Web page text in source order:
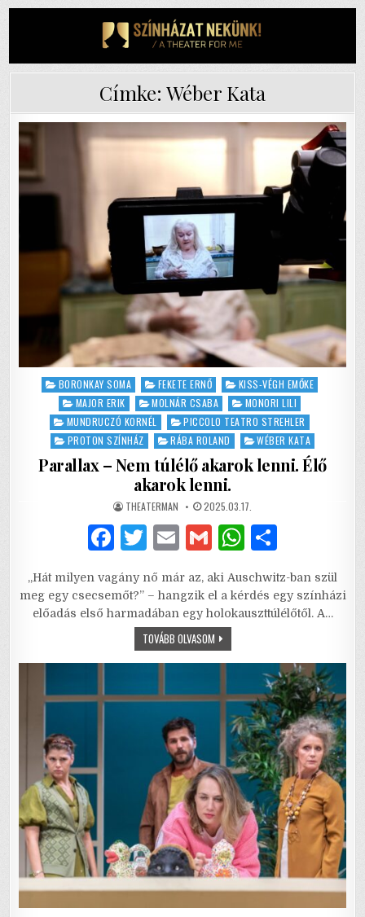
Címke: Wéber Kata
Posted
BORONKAY SOMA FEKETE ERNŐ
KISS-VÉGH EMŐKE
MAJOR ERIK
MOLNÁR CSABA
MONORI LILI
MUNDRUCZÓ KORNÉL
PICCOLO TEATRO STREHLER
PROTON SZÍNHÁZ
RÁBA ROLAND WÉBER KATA
Parallax – Nem túlélő akarok lenni. Élő
akarok lenni.
AUTHOR:
THEATERMAN PUBLISHED
DATE:
2025.03.17.
F
c
e
o
o
T
it
te
r
E
ai
l
G
ai
l
W
at
s
p
p
ar
e
„Hát milyen vagány nő már az, aki Auschwitz-ban szül
meg egy csecsemőt?” – hangzik el a kérdés egy színházi
előadás első harmadában egy holokauszttúlélőtől. A…
TOVÁBB OLVASOMPARALLAX
–
NEM
LENNI.
ÉLŐ
AKAROK
LENNI.